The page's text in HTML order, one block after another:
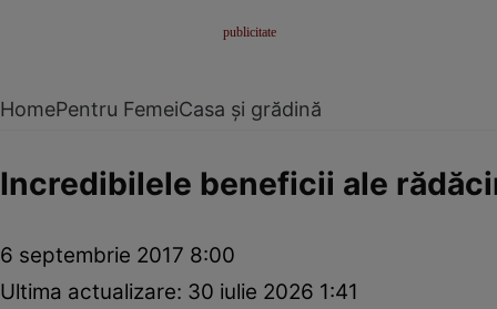
HomePentru FemeiCasa și grădină
Incredibilele beneficii ale
6 septembrie 2017 8:00
Ultima actualizare: 30 iulie 2026 1:41